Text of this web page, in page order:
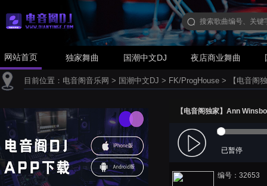
网站首页 独家舞曲 国潮中文DJ 夜店商业舞曲
目前位置： 电音阁音乐网 > 国潮中文DJ > FK/ProgHouse > 【电音阁
【电音阁独家】Ann
已暂停
编号：32653